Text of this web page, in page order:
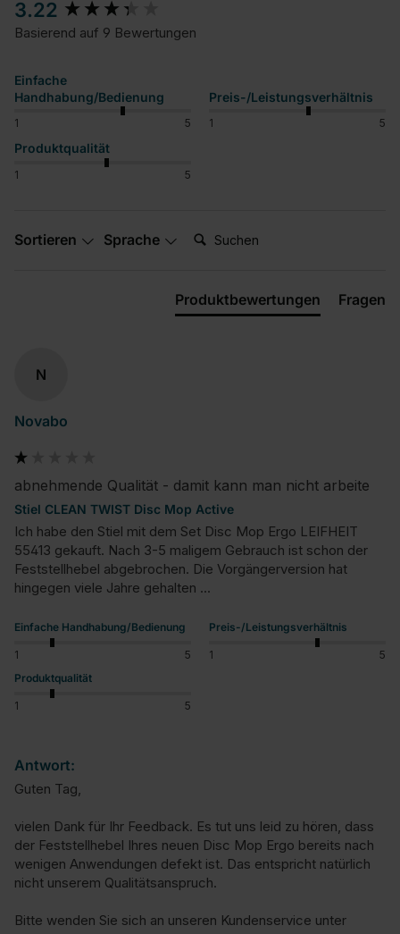
3.22
Basierend auf 9 Bewertungen
Einfache
Handhabung/Bedienung
1 5
Preis-/Leistungsverhältnis
1 5
Produktqualität
1 5
Sortieren Sprache Suchen:
Produktbewertungen Fragen
N
Novabo
abnehmende Qualität - damit kann man nicht arbeite
Stiel CLEAN TWIST Disc Mop Active
Ich habe den Stiel mit dem Set Disc Mop Ergo LEIFHEIT
55413 gekauft. Nach 3-5 maligem Gebrauch ist schon der
Feststellhebel abgebrochen. Die Vorgängerversion hat
hingegen viele Jahre gehalten ...
Einfache Handhabung/Bedienung
1 5
Preis-/Leistungsverhältnis
1
5
Produktqualität
1 5
Antwort:
Guten Tag,
vielen Dank für Ihr Feedback. Es tut uns leid zu hören, dass
der Feststellhebel Ihres neuen Disc Mop Ergo bereits nach
wenigen Anwendungen defekt ist. Das entspricht natürlich
nicht unserem Qualitätsanspruch.
Bitte wenden Sie sich an unseren Kundenservice unter
New content loaded